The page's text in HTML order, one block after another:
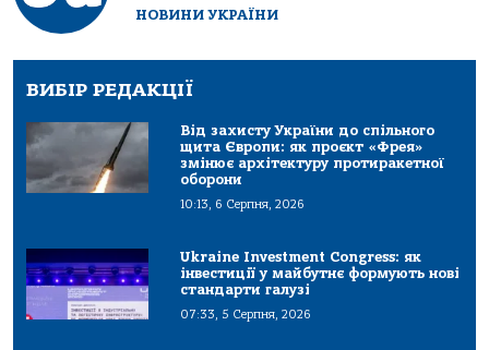
НОВИНИ УКРАЇНИ
ВИБІР РЕДАКЦІЇ
Від захисту України до спільного
щита Європи: як проєкт «Фрея»
змінює архітектуру протиракетної
оборони
10:13, 6 Серпня, 2026
Ukraine Investment Congress: як
інвестиції у майбутнє формують нові
стандарти галузі
07:33, 5 Серпня, 2026